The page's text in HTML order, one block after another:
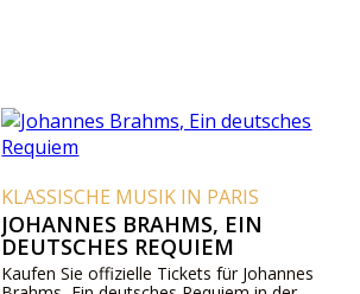
KLASSISCHE MUSIK IN PARIS
JOHANNES BRAHMS, EIN
DEUTSCHES REQUIEM
Kaufen Sie offizielle Tickets für Johannes